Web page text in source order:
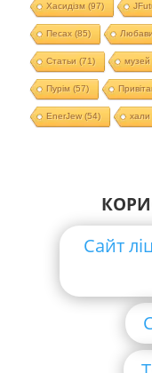
Хасидізм (97)
Песах(85)
Статьи (71)
Пурім (57)
EnerJew(54) хали
Сайт